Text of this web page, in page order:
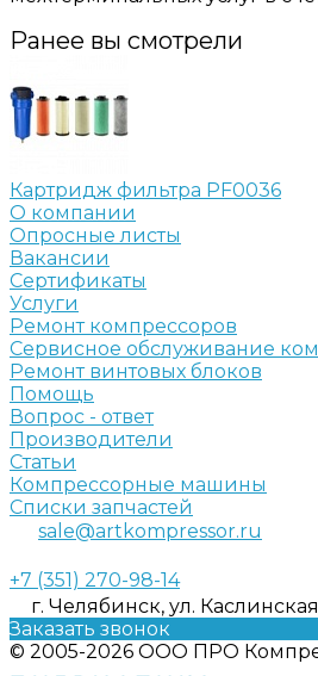
Ранее вы смотрели
Картридж фильтра PF0036
О компании
Опросные листы
Вакансии
Сертификаты
Услуги
Ремонт компрессоров
Сервисное обслуживание
Ремонт винтовых блоков
Помощь
Вопрос - ответ
Производители
Статьи
Компрессорные машины
Списки запчастей
sale@artkompressor.ru
+7 (351) 270-98-14
г. Челябинск, ул.
Заказать звонок
© 2005-2026 ООО ПРО